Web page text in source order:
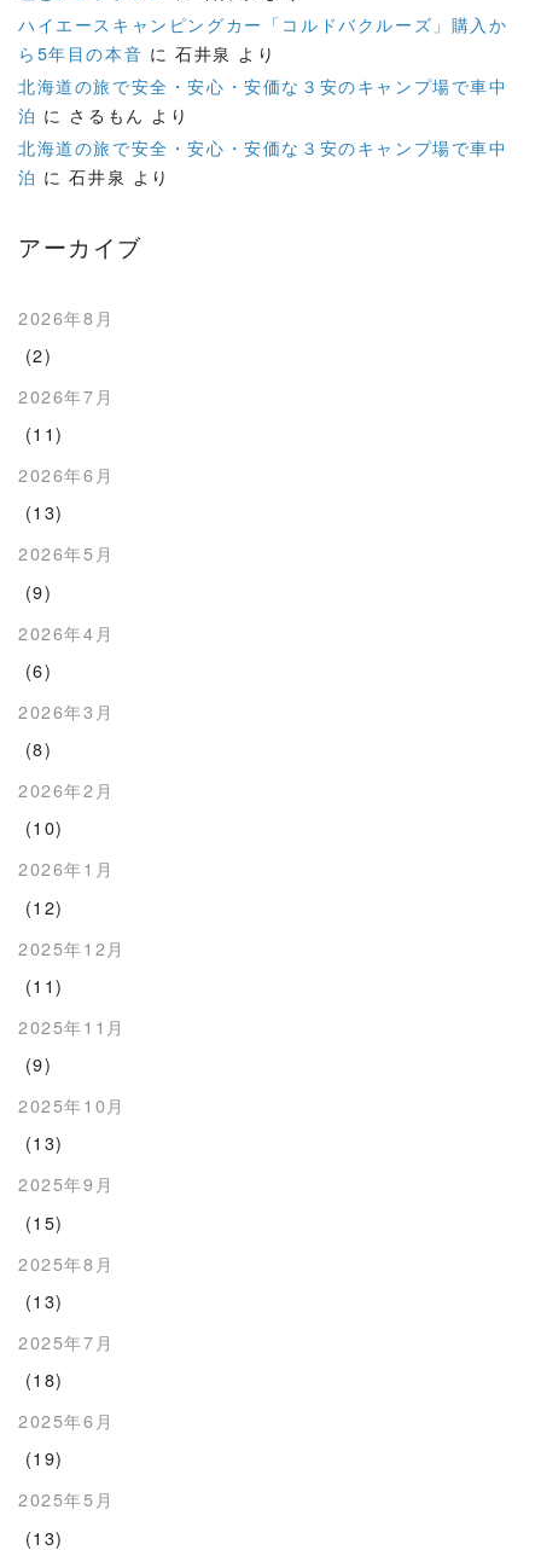
ハイエースキャンピングカー「コルドバクルーズ」購入か
ら5年目の本音 に石井泉 より
北海道の旅で安全・安心・安価な３安のキャンプ場で車中
泊 に さるもん より
北海道の旅で安全・安心・安価な３安のキャンプ場で車中
泊 に石井泉 より
アーカイブ
2026年8月
(2)
2026年7月
(11)
2026年6月
(13)
2026年5月
(9)
2026年4月
(6)
2026年3月
(8)
2026年2月
(10)
2026年1月
(12)
2025年12月
(11)
2025年11月
(9)
2025年10月
(13)
2025年9月
(15)
2025年8月
(13)
2025年7月
(18)
2025年6月
(19)
2025年5月
(13)